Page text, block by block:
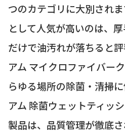
つのカテゴリに大別され
として人気が高いのは、
だけで油汚れが落ちると
アム マイクロファイバー
らゆる場所の除菌・清掃
アム 除菌ウェットティッ
製品は、品質管理が徹底